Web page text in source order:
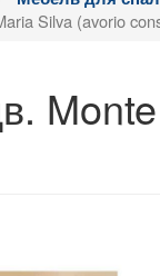
Silva (avorio